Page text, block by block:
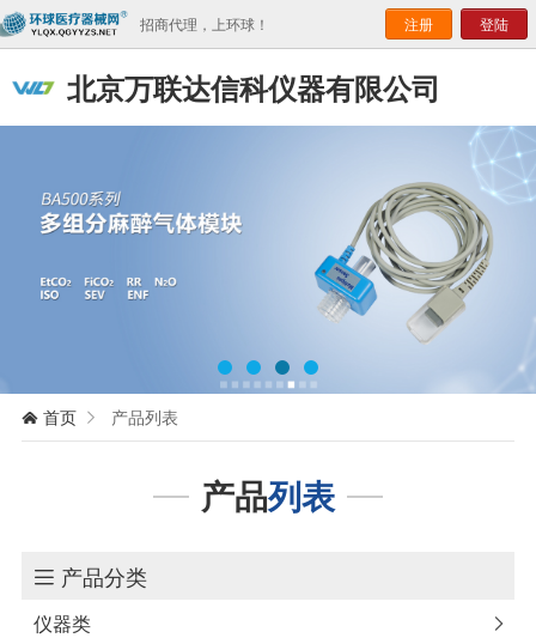
招商代理，上环球！ 注册 登陆
北京万联达信科仪器有限公司
 首页  产品列表
产品列表
 产品分类
仪器类 